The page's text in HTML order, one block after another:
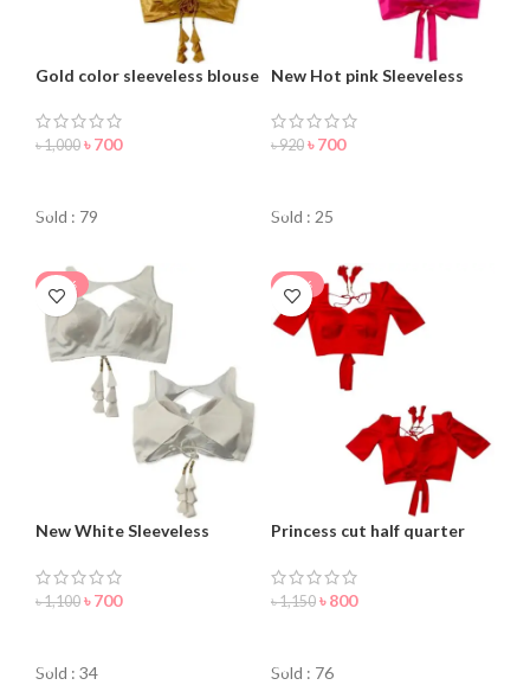
Gold color sleeveless blouse
৳1,000 ৳700
Sold : 79
New Hot pink Sleeveless
৳920 ৳700
Sold : 25
-36%
New White Sleeveless
৳1,100 ৳700
Sold : 34
-30%
Princess cut half quarter
৳1,150 ৳800
Sold : 76